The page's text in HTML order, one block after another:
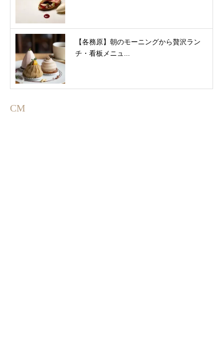
【各務原】朝のモーニングから贅沢ラン
チ・看板メニュ...
CM